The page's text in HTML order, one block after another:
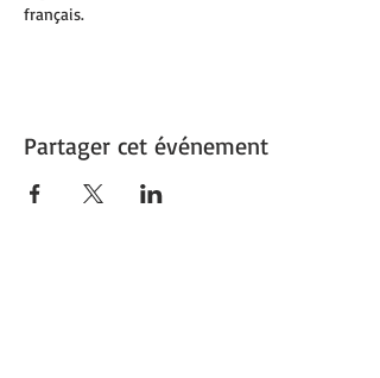
français.
Partager cet événement